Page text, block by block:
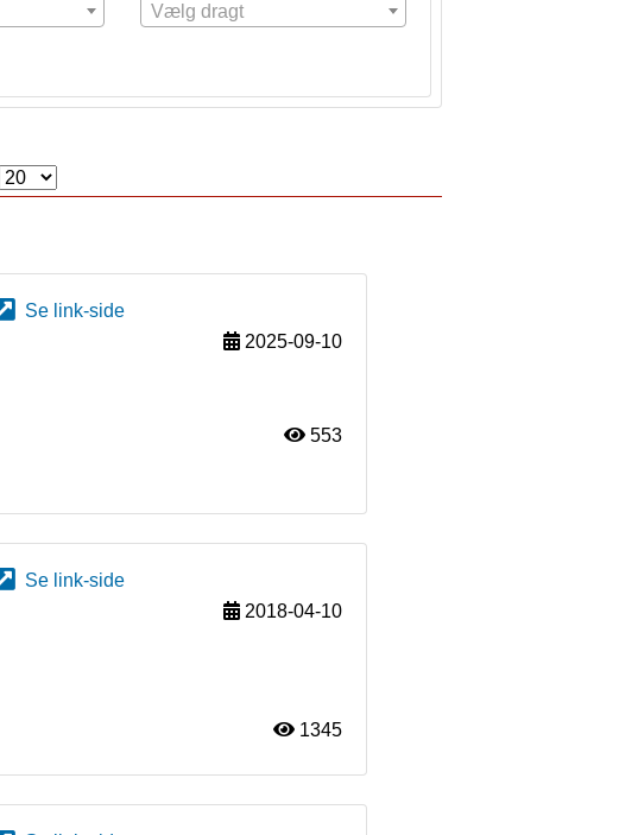
Vælg dragt
Se link-side
2025-09-10
553
Se link-side
2018-04-10
1345